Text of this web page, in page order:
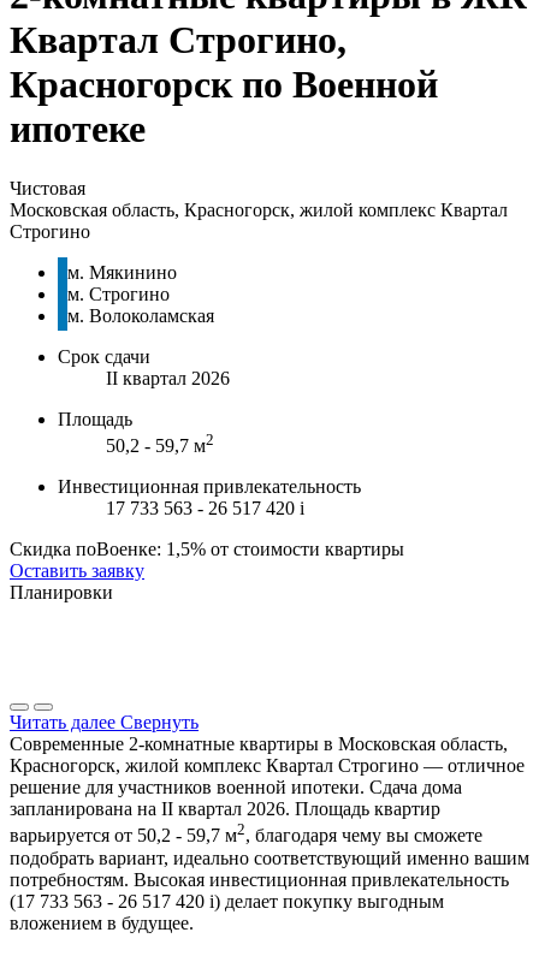
Квартал Строгино,
Красногорск по Военной
ипотеке
Чистовая
Московская область, Красногорск, жилой комплекс Квартал
Строгино
м. Мякинино
м. Строгино
м. Волоколамская
Срок сдачи
II квартал 2026
Площадь
50,2 - 59,7 м2
Инвестиционная привлекательность
17 733 563 - 26 517 420 i
Скидка поВоенке: 1,5% от стоимости квартиры
Оставить заявку
Планировки
Читать далее Свернуть
Современные 2-комнатные квартиры в Московская область,
Красногорск, жилой комплекс Квартал Строгино — отличное
решение для участников военной ипотеки. Сдача дома
запланирована на II квартал 2026. Площадь квартир
варьируется от 50,2 - 59,7 м2, благодаря чему вы сможете
подобрать вариант, идеально соответствующий именно вашим
потребностям. Высокая инвестиционная привлекательность
(17 733 563 - 26 517 420 i) делает покупку выгодным
вложением в будущее.